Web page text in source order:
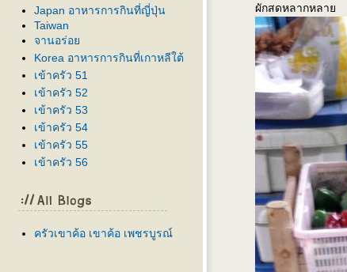
Japan อาหารการกินที่ญี่ปุ่น
Taiwan
จานอร่อ
Korea อาหารการกินที่เกาหลีใต้
เข้าครัว 51
เข้าครัว 52
เข้าครัว 53
เข้าครัว 54
เข้าครัว 55
เข้าครัว 56
ครัวเขาค้อ เขาค้อ เพชรบูรณ์
ผักสดหลากหลา